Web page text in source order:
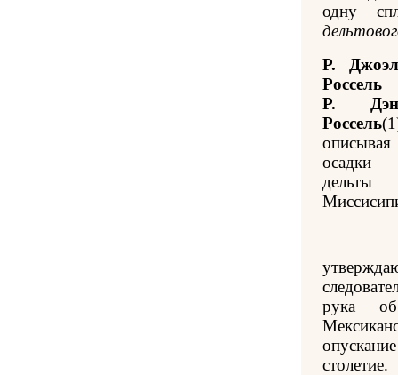
одну
Р.
Россель
Р.
Россель
описывая
осадки
дельты
рука